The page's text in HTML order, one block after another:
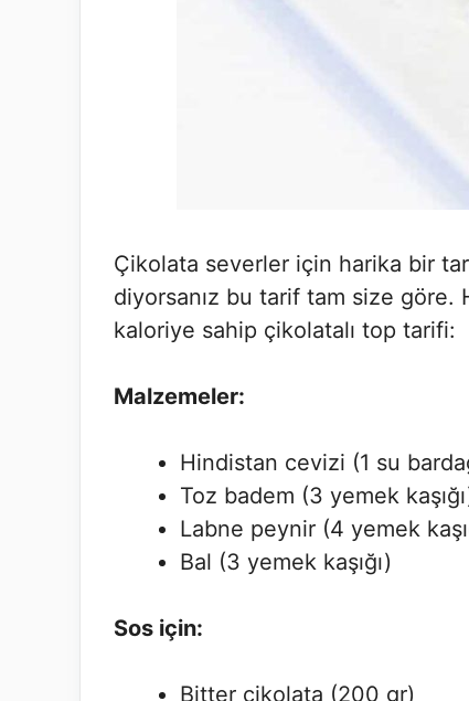
Çikolata severler için harika bir
diyorsanız bu tarif tam size
kaloriye sahip çikolatalı top tarifi:
Malzemeler:
Hindistan cevizi (1 su
Toz badem (3 yemek
Labne peynir (4 yemek
Bal (3 yemek kaşığı)
Sos için:
Bitter çikolata (200 gr)